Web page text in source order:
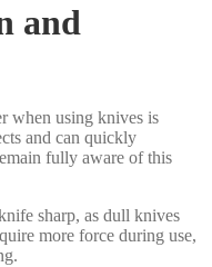
and
when using knives is
and can quickly
fully aware of this
sharp, as dull knives
more force during use,